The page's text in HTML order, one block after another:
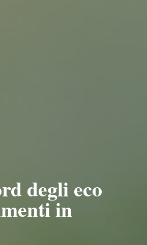
degli eco
in